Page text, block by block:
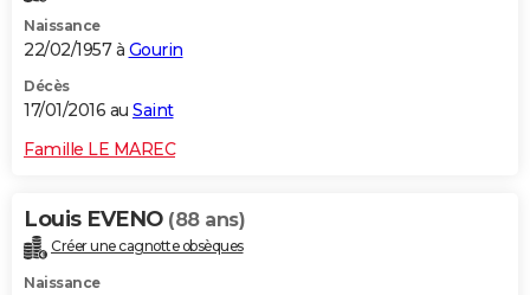
Naissance
22/02/1957 à Gourin
Décès
17/01/2016 au Saint
Famille LE MAREC
Louis EVENO (88 ans)
Créer une cagnotte obsèques
Naissance